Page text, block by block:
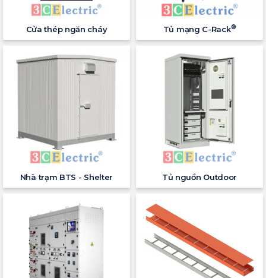
Cửa thép ngăn cháy Tủ mạng C-Rack®
Nhà trạm BTS - Shelter Tủ nguồn Outdoor